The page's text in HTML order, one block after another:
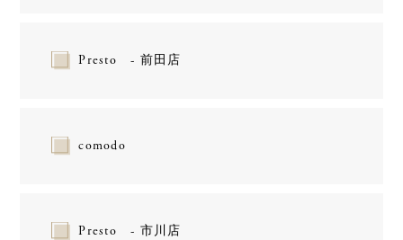
Presto - 前田店
comodo
Presto - 市川店